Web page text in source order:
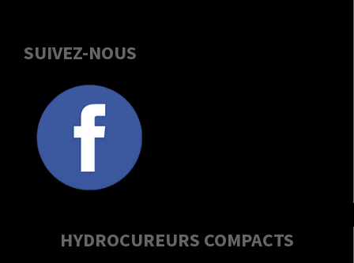
SUIVEZ-NOUS
HYDROCUREURS COMPACTS